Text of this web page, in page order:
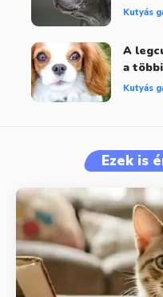
Kutyás
A
a
Kutyás
Ezek is